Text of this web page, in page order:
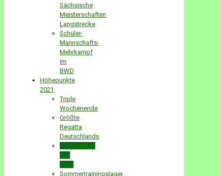
Sächsische
Meisterschaften
Langstrecke
Schüler-
Mannschafts-
Mehrkampf
im
BWD
Höhepunkte
2021
Triple
Wochenende
Größte
Regatta
Deutschlands
Friedersdorf
mal
Zwei
Sommertrainingslager